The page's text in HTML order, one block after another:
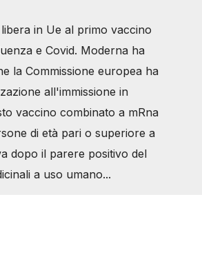
in Ue al primo vaccino
e Covid. Moderna ha
la Commissione europea ha
all'immissione in
vaccino combinato a mRna
di età pari o superiore a
dopo il parere positivo del
a uso umano...